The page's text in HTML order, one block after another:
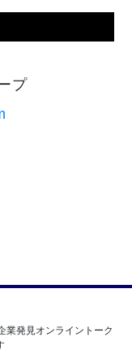
プ
業発見オンライントーク